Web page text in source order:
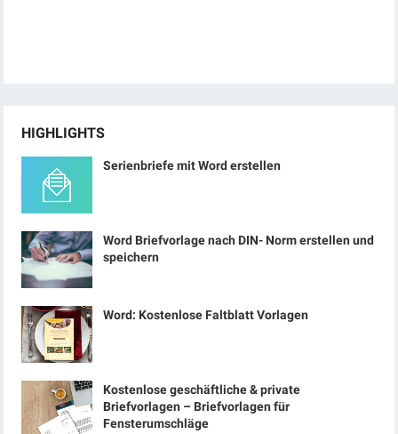
HIGHLIGHTS
Serienbriefe mit Word erstellen
Word Briefvorlage nach DIN- Norm erstellen und
speichern
Word: Kostenlose Faltblatt Vorlagen
Kostenlose geschäftliche & private
Briefvorlagen – Briefvorlagen für
Fensterumschläge